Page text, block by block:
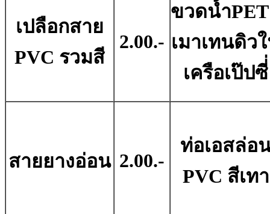
เปลือกสาย
PVC รวมสี
2.00.-
ขวดน้ำ
เมาเทนดิว
เครือเป๊ปซี่่
สายยางอ่อน 2.00.-
ท่อเอสล่อ
PVC สีเทา